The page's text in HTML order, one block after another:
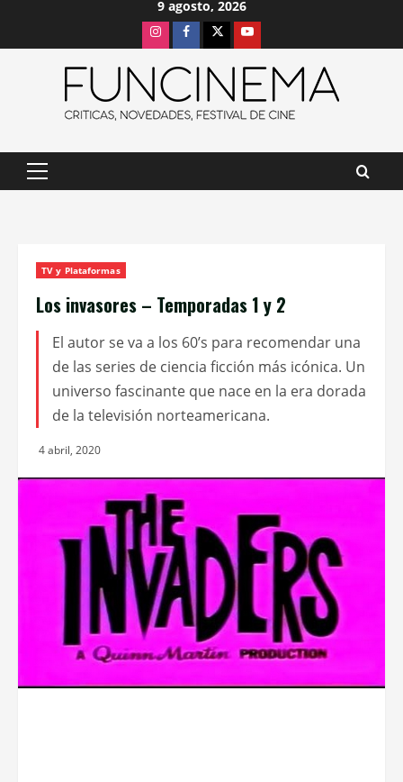
9 agosto, 2026
InstagramFacebook
X Youtube
Menú
TV y Plataformas
Los invasores – Temporadas 1 y 2
El autor se va a los 60’s para recomendar una
de las series de ciencia ficción más icónica. Un
universo fascinante que nace en la era dorada
de la televisión norteamericana.
4 abril, 2020